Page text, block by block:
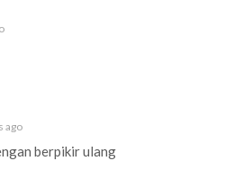
ago
berpikir ulang